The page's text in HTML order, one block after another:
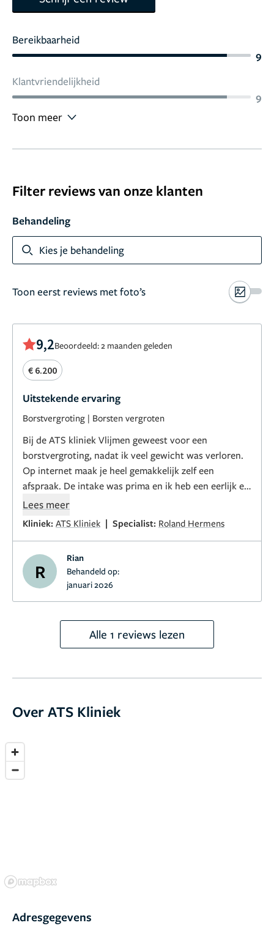
Bereikbaarheid
9
Klantvriendelijkheid
9
Toon meer
Filter reviews van onze klanten
Behandeling
Kies je behandeling
Toon eerst reviews met foto’s
9,2Beoordeeld: 2 maanden geleden
€ 6.200
Uitstekende ervaring
Borstvergroting | Borsten vergroten
Bij de ATS kliniek Vlijmen geweest voor een
borstvergroting, nadat ik veel gewicht was verloren.
Op internet maak je heel gemakkelijk zelf een
afspraak. De intake was prima en ik heb een eerlijk en
goed advies gehad over mijn opties van de
behandelend arts. Er was geen druk. Ik kreeg alle tijd
om na te denken over het advies. Operatie inplannen
meerdere data. Ik miste wel de bevestigingsmail. Voor
de operatie wordt je gebeld. Persoonlijk had liever al
wat eerder geweten wat de bedoeling was en de
proffesioneel, kon me gerust stellen en wist
antwoord op al mijn vragen die ik nog had.
was. Er werd goed geluisterd naar mijn wensen en
zo weer doen. Ik kan dokter Hermens en zijn team
van harte aanbevelen.
Lees meer
Kliniek: ATS Kliniek | Specialist: Roland Hermens
R
Rian
Behandeld op:
januari 2026
Alle 1 reviews lezen
Over ATS Kliniek
Adresgegevens